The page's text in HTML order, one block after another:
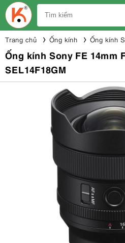
Trang chủ Ống kính Ống kính
Ống kính Sony FE 14mm
SEL14F18GM